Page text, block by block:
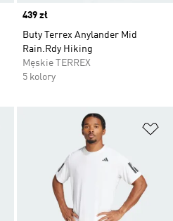
Price
439 zł
Buty Terrex Anylander Mid
Rain.Rdy Hiking
Męskie TERREX
5 kolory
Dodaj do listy życzeń